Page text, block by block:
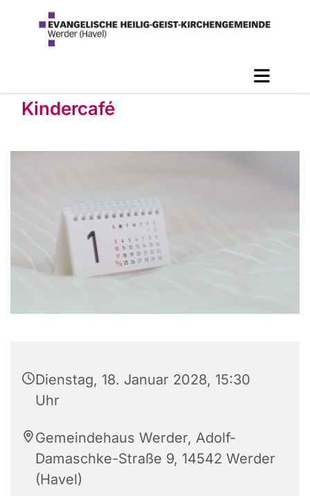
Kindercafé
Dienstag, 18. Januar 2028, 15:30
Uhr
Gemeindehaus Werder, Adolf-
Damaschke-Straße 9, 14542 Werder
(Havel)